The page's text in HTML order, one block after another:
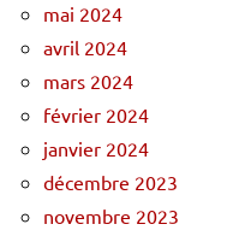
mai 2024
avril 2024
mars 2024
février 2024
janvier 2024
décembre 2023
novembre 2023